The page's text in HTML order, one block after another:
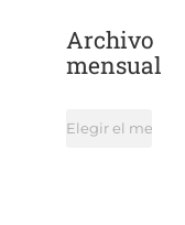
Archivo
mensual
Archivo
mensual